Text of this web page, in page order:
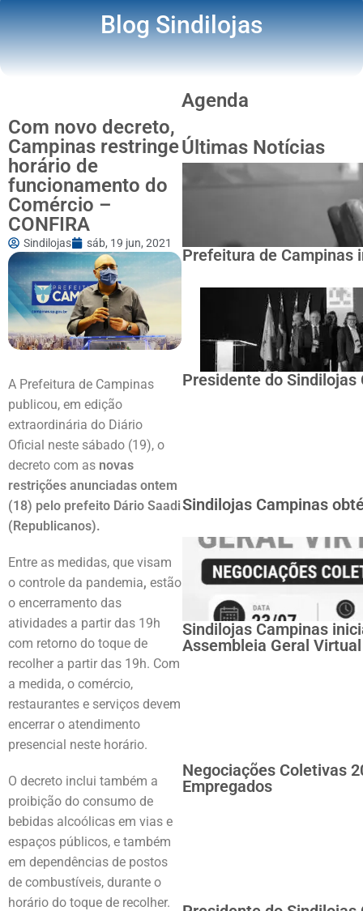
Blog Sindilojas
Com novo decreto,
Campinas restringe
horário de
funcionamento do
Comércio –
CONFIRA
Sindilojas sáb, 19 jun, 2021
A Prefeitura de Campinas
publicou, em edição
extraordinária do Diário
Oficial neste sábado (19), o
decreto com as novas
restrições anunciadas ontem
(18) pelo prefeito Dário Saadi
(Republicanos).
Entre as medidas, que visam
o controle da pandemia, estão
o encerramento das
atividades a partir das 19h
com retorno do toque de
recolher a partir das 19h. Com
a medida, o comércio,
restaurantes e serviços devem
encerrar o atendimento
presencial neste horário.
O decreto inclui também a
proibição do consumo de
bebidas alcoólicas em vias e
espaços públicos, e também
em dependências de postos
de combustíveis, durante o
horário do toque de recolher.
Agenda
Últimas Notícias
Prefeitura de Campinas
Presidente do Sindilojas
Sindilojas Campinas
Sindilojas Campinas
Assembleia Geral Virtual
Negociações Coletivas
Empregados